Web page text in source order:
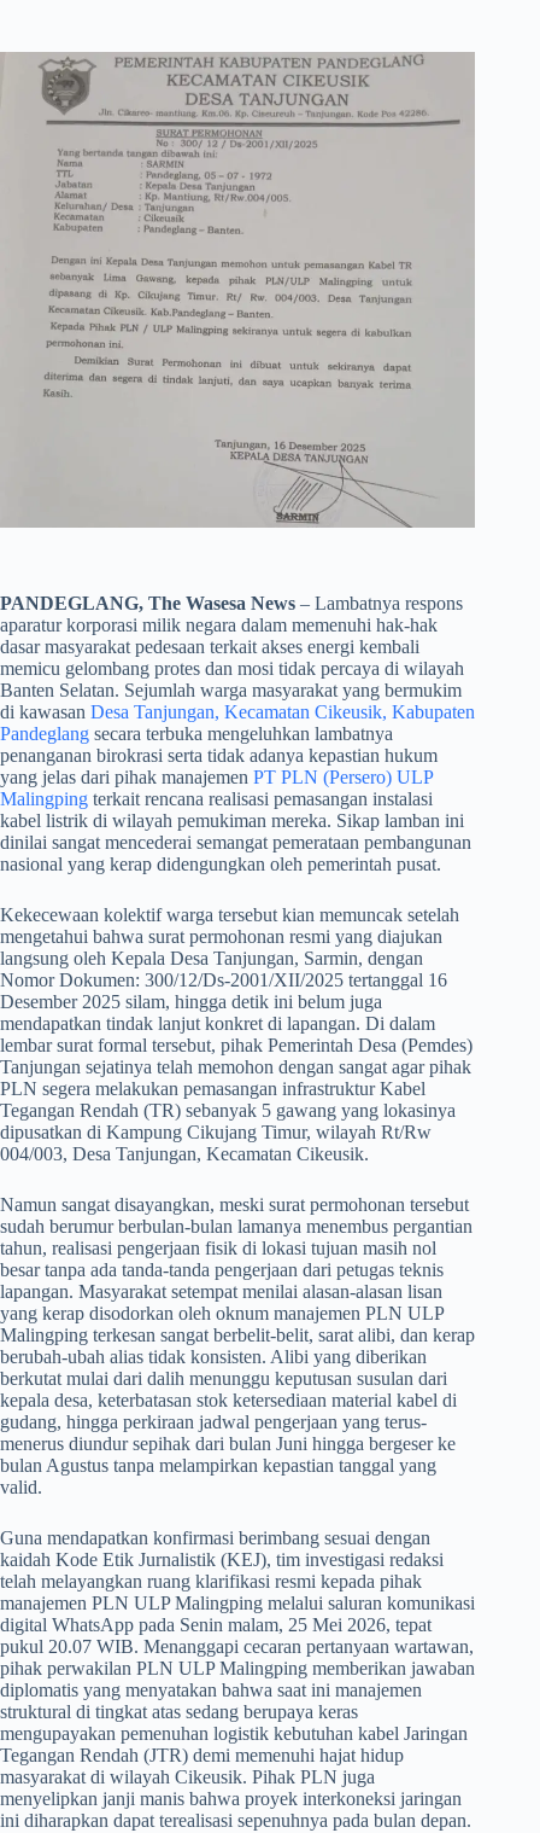
PANDEGLANG, The Wasesa News – Lambatnya respons
aparatur korporasi milik negara dalam memenuhi hak-hak
dasar masyarakat pedesaan terkait akses energi kembali
memicu gelombang protes dan mosi tidak percaya di wilayah
Banten Selatan. Sejumlah warga masyarakat yang bermukim
di kawasan Desa Tanjungan, Kecamatan Cikeusik, Kabupaten
Pandeglang secara terbuka mengeluhkan lambatnya
penanganan birokrasi serta tidak adanya kepastian hukum
yang jelas dari pihak manajemen PT PLN (Persero) ULP
Malingping terkait rencana realisasi pemasangan instalasi
kabel listrik di wilayah pemukiman mereka. Sikap lamban ini
dinilai sangat mencederai semangat pemerataan pembangunan
nasional yang kerap didengungkan oleh pemerintah pusat.
​Kekecewaan kolektif warga tersebut kian memuncak setelah
mengetahui bahwa surat permohonan resmi yang diajukan
langsung oleh Kepala Desa Tanjungan, Sarmin, dengan
Nomor Dokumen: 300/12/Ds-2001/XII/2025 tertanggal 16
Desember 2025 silam, hingga detik ini belum juga
mendapatkan tindak lanjut konkret di lapangan. Di dalam
lembar surat formal tersebut, pihak Pemerintah Desa (Pemdes)
Tanjungan sejatinya telah memohon dengan sangat agar pihak
PLN segera melakukan pemasangan infrastruktur Kabel
Tegangan Rendah (TR) sebanyak 5 gawang yang lokasinya
dipusatkan di Kampung Cikujang Timur, wilayah Rt/Rw
004/003, Desa Tanjungan, Kecamatan Cikeusik.
​Namun sangat disayangkan, meski surat permohonan tersebut
sudah berumur berbulan-bulan lamanya menembus pergantian
tahun, realisasi pengerjaan fisik di lokasi tujuan masih nol
besar tanpa ada tanda-tanda pengerjaan dari petugas teknis
lapangan. Masyarakat setempat menilai alasan-alasan lisan
yang kerap disodorkan oleh oknum manajemen PLN ULP
Malingping terkesan sangat berbelit-belit, sarat alibi, dan kerap
berubah-ubah alias tidak konsisten. Alibi yang diberikan
berkutat mulai dari dalih menunggu keputusan susulan dari
kepala desa, keterbatasan stok ketersediaan material kabel di
gudang, hingga perkiraan jadwal pengerjaan yang terus-
menerus diundur sepihak dari bulan Juni hingga bergeser ke
bulan Agustus tanpa melampirkan kepastian tanggal yang
valid.
​Guna mendapatkan konfirmasi berimbang sesuai dengan
kaidah Kode Etik Jurnalistik (KEJ), tim investigasi redaksi
telah melayangkan ruang klarifikasi resmi kepada pihak
manajemen PLN ULP Malingping melalui saluran komunikasi
digital WhatsApp pada Senin malam, 25 Mei 2026, tepat
pukul 20.07 WIB. Menanggapi cecaran pertanyaan wartawan,
pihak perwakilan PLN ULP Malingping memberikan jawaban
diplomatis yang menyatakan bahwa saat ini manajemen
struktural di tingkat atas sedang berupaya keras
mengupayakan pemenuhan logistik kebutuhan kabel Jaringan
Tegangan Rendah (JTR) demi memenuhi hajat hidup
masyarakat di wilayah Cikeusik. Pihak PLN juga
menyelipkan janji manis bahwa proyek interkoneksi jaringan
ini diharapkan dapat terealisasi sepenuhnya pada bulan depan.